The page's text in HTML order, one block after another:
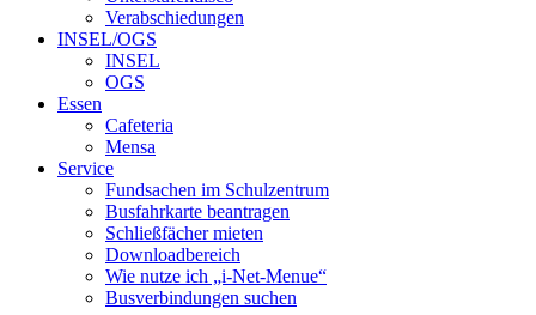
Verabschiedungen
INSEL/OGS
INSEL
OGS
Essen
Cafeteria
Mensa
Service
Fundsachen im Schulzentrum
Busfahrkarte beantragen
Schließfächer mieten
Downloadbereich
Wie nutze ich „i-Net-Menue“
Busverbindungen suchen